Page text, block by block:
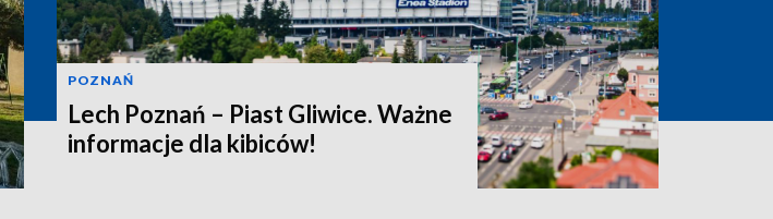
POZNAŃ
Lech Poznań – Piast Gliwice. Ważne
informacje dla kibiców!